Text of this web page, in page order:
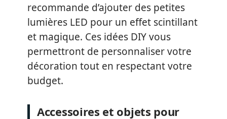
recommande d’ajouter des petites
lumières LED pour un effet scintillant
et magique. Ces idées DIY vous
permettront de personnaliser votre
décoration tout en respectant votre
budget.
Accessoires et objets pour